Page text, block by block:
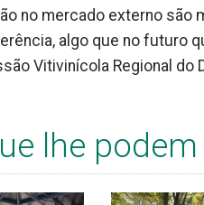
no mercado externo são
algo que no futuro
Vitivinícola Regional do
lhe